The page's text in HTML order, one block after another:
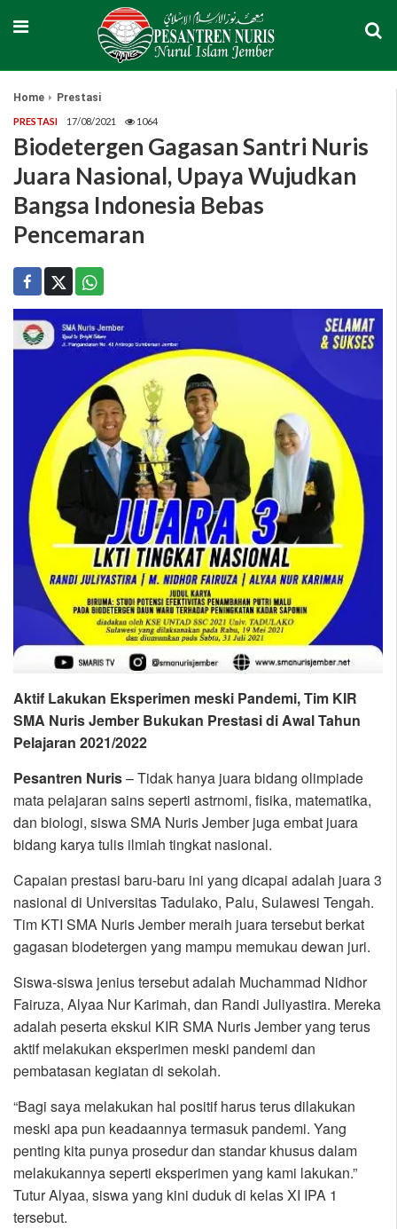
Home Prestasi
PRESTASI 17/08/2021 1064
Biodetergen Gagasan Santri Nuris
Juara Nasional, Upaya Wujudkan
Bangsa Indonesia Bebas
Pencemaran
Aktif Lakukan Eksperimen meski Pandemi, Tim KIR
SMA Nuris Jember Bukukan Prestasi di Awal Tahun
Pelajaran 2021/2022
Pesantren Nuris– Tidak hanya juara bidang olimpiade
mata pelajaran sains seperti astrnomi, fisika, matematika,
dan biologi, siswa SMA Nuris Jember juga embat juara
bidang karya tulis ilmiah tingkat nasional.
Capaian prestasi baru-baru ini yang dicapai adalah juara 3
nasional di Universitas Tadulako, Palu, Sulawesi Tengah.
Tim KTI SMA Nuris Jember meraih juara tersebut berkat
gagasan biodetergen yang mampu memukau dewan juri.
Siswa-siswa jenius tersebut adalah Muchammad Nidhor
Fairuza, Alyaa Nur Karimah, dan Randi Juliyastira. Mereka
adalah peserta ekskul KIR SMA Nuris Jember yang terus
aktif melakukan eksperimen meski pandemi dan
pembatasan kegiatan di sekolah.
“Bagi saya melakukan hal positif harus terus dilakukan
meski apa pun keadaannya termasuk pandemi. Yang
penting kita punya prosedur dan standar khusus dalam
melakukannya seperti eksperimen yang kami lakukan.”
Tutur Alyaa, siswa yang kini duduk di kelas XI IPA 1
tersebut.